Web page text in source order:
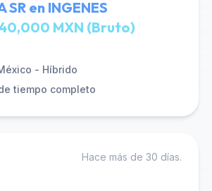
SR en INGENES
MXN (Bruto)
- Híbrido
tiempo completo
Hace más de 30 días.